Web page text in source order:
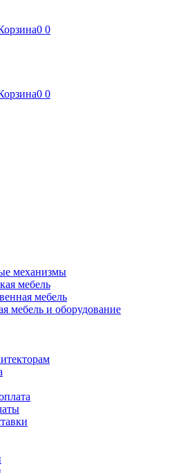
0 0
0 0
механизмы
мебель
мебель
мебель и оборудование